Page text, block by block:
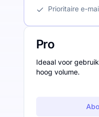
Prioritaire e-
Pro
Ideaal voor
hoog volume.